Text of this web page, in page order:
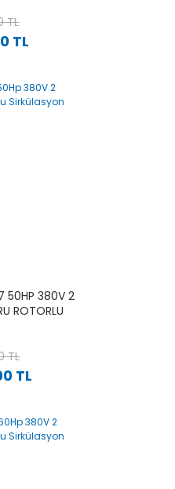
TL
TL
50HP 380V 2
ROTORLU
TL
TL